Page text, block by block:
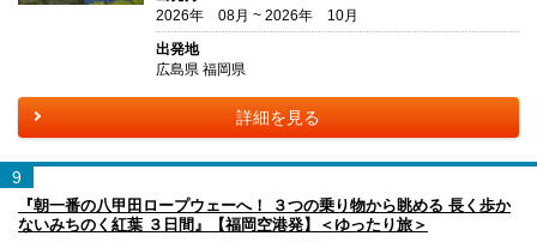
2026年 08月 ~ 2026年 10月
出発地
広島県 福岡県
詳細を見る
9
『朝一番の八甲田ロープウェーへ！ ３つの乗り物から眺める 長く歩か
ないみちのく紅葉 ３日間』【福岡空港発】＜ゆったり旅＞